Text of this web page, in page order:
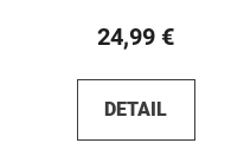
24,99 €
DETAIL